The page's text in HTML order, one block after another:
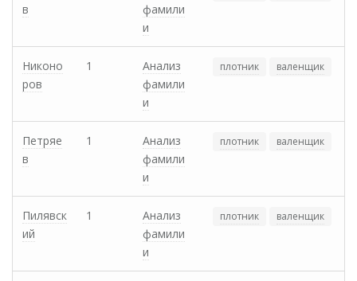
в
фамили
и
Никоно
ров
1
Анализ
фамили
и
плотник валенщик
Петряе
в
1
Анализ
фамили
и
плотник валенщик
Пилявск
ий
1
Анализ
фамили
и
плотник валенщик